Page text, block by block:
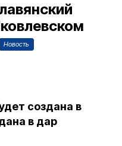
Новость
создана в
в дар